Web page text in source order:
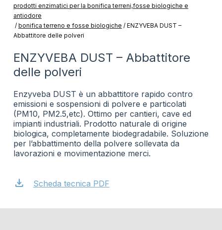
prodotti enzimatici per la bonifica terreni,fosse biologiche e
antiodore
/ bonifica terreno e fosse biologiche / ENZYVEBA DUST –
Abbattitore delle polveri
ENZYVEBA DUST – Abbattitore
delle polveri
Enzyveba DUST è un abbattitore rapido contro
emissioni e sospensioni di polvere e particolati
(PM10, PM2.5,etc). Ottimo per cantieri, cave ed
impianti industriali. Prodotto naturale di origine
biologica, completamente biodegradabile. Soluzione
per l’abbattimento della polvere sollevata da
lavorazioni e movimentazione merci.
download Scheda tecnica PDF